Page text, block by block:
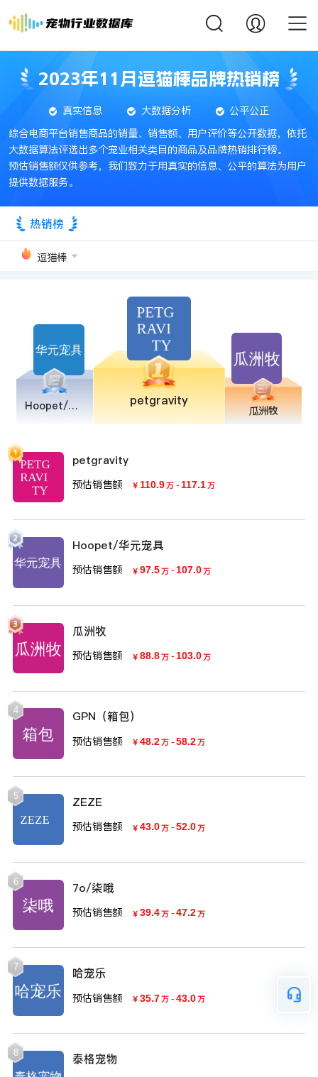
2023年11月逗猫棒品牌热销榜
真实信息 大数据分析
公平公正
综合电商平台销售商品的销量、销售额、用户评价等公开数据，依托
大数据算法评选出多个宠业相关类目的商品及品牌热销排行榜。
预估销售额仅供参考，我们致力于用真实的信息、公平的算法为用户
提供数据服务。
热销榜
逗猫棒
Hoopet/华元宠具 petgravity
瓜洲牧
petgravity
预估销售额 ￥ 110.9万 - 117.1万
Hoopet/华元宠具
预估销售额 ￥ 97.5万 - 107.0万
瓜洲牧
预估销售额 ￥ 88.8万 - 103.0万
4 GPN（箱包）
预估销售额 ￥ 48.2万 - 58.2万
5 ZEZE
预估销售额 ￥ 43.0万 - 52.0万
6 7o/柒哦
预估销售额 ￥ 39.4万 - 47.2万
7 哈宠乐
预估销售额 ￥ 35.7万 - 43.0万
8 泰格宠物